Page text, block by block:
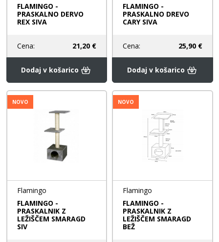
FLAMINGO -
PRASKALNO DERVO
REX SIVA
Cena: 21,20 €
Dodaj v košarico
FLAMINGO -
PRASKALNO DREVO
CARY SIVA
Cena: 25,90 €
Dodaj v košarico
NOVO
Flamingo
FLAMINGO -
PRASKALNIK Z
LEŽIŠČEM SMARAGD
SIV
NOVO
Flamingo
FLAMINGO -
PRASKALNIK Z
LEŽIŠČEM SMARAGD
BEŽ